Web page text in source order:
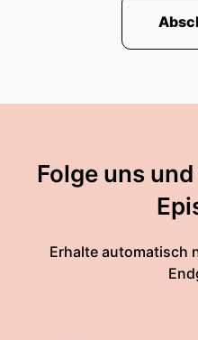
Folge uns
Erhalte automatisch